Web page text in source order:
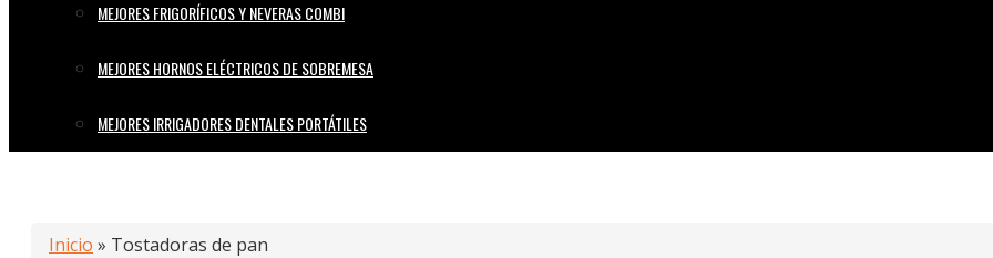
MEJORES FRIGORÍFICOS Y NEVERAS COMBI
MEJORES HORNOS ELÉCTRICOS DE SOBREMESA
MEJORES IRRIGADORES DENTALES PORTÁTILES
Inicio » Tostadoras de pan